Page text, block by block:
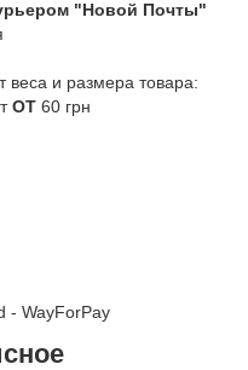
"Новой Почты"
веса и размера товара:
ОТ 60 грн
- WayForPay